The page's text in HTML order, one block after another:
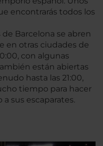
encontrarás todos los
Barcelona se abren
en otras ciudades de
con algunas
están abiertas
hasta las 21:00,
tiempo para hacer
sus escaparates.